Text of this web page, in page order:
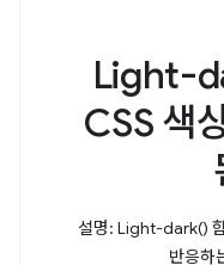
Light-
CSS 색
설명: Light-dark()
반응하